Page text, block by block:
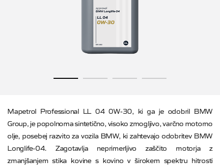
Mapetrol Professional LL 04 0W-30, ki ga je odobril BMW
Group, je popolnoma sintetično, visoko zmogljivo, varčno motorno
olje, posebej razvito za vozila BMW, ki zahtevajo odobritev BMW
Longlife-04. Zagotavlja neprimerljivo zaščito motorja z
zmanjšanjem stika kovine s kovino v širokem spektru hitrosti